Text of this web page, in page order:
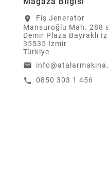
location_on
Fiş Jenerator
Mansuroğlu Mah. 288
Demir Plaza Bayraklı
35535 İzmir
Türkiye
email
call 0850 303 1 456